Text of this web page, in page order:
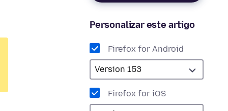
Personalizar este artigo
Firefox for Android
Firefox for iOS